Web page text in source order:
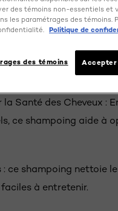
: Notre
gras et laisse les
Santé des Cheveux :
ce shampoing aide à
ce shampoing nettoie
à entretenir.
des témoins non-essentiels et
les paramétrages des témoins.
Politique de
Accepter
des témoins